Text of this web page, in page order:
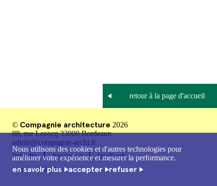
Nous utilisons des cookies et d'autres technologies pour
améliorer votre expérience et mesurer la performance.
en savoir plus accepter refuser
© Compagnie architecture 2026
88, rue Lecocq 33000 Bordeaux
admin@compagnie-archi.fr
linkedin
instagram
facebook
mentions légales